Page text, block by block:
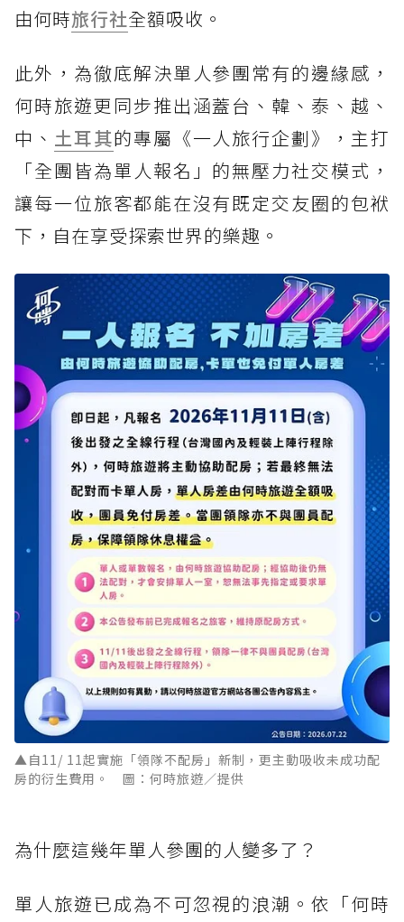
由何時旅行社全額吸收。
此外，為徹底解決單人參團常有的邊緣感，
何時旅遊更同步推出涵蓋台、韓、泰、越、
中、 土耳其的專屬《一人旅行企劃》，主打
「全團皆為單人報名」的無壓力社交模式，
讓每一位旅客都能在沒有既定交友圈的包袱
下，自在享受探索世界的樂趣。
▲自11/ 11起實施「領隊不配房」新制，更主動吸收未成功配
房的衍生費用。 圖：何時旅遊／提供
為什麼這幾年單人參團的人變多了？
單人旅遊已成為不可忽視的浪潮。依「何時